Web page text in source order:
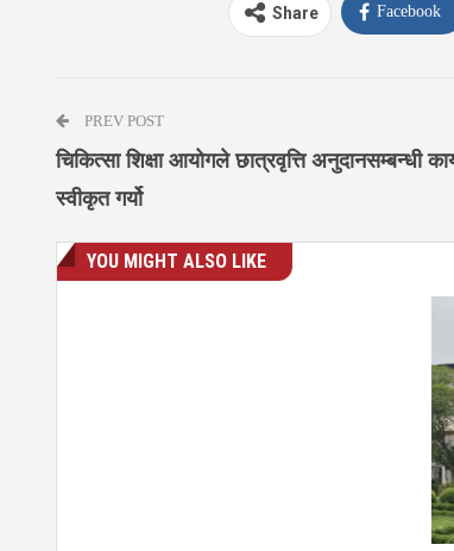
Share Facebook
PREV POST
चिकित्सा शिक्षा आयोगले छात्रवृत्ति अनुदानसम्बन्धी
स्वीकृत गर्यो
YOU MIGHT ALSO LIKE